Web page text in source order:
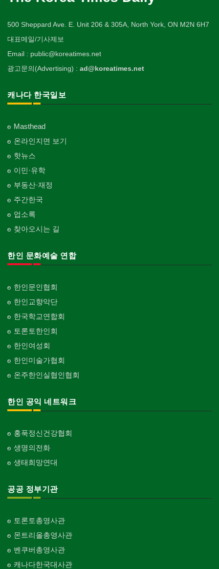
Surgeon
의사-치과
Dentist/Dental Surgeon
의사-가정의
의사-기타
Multi Specialty
의사-정신과
Blanket
웨딩서비스
Bridal Fashion/Wedding Service
자수
Private Lesson-Ballet/Dance
Private Lesson-Flower Arrangement
개인지도-기타
인쇄
장의사
직업소개 에이전트
Cleaning
카펫 청소
Carpet Cleaning
판촉물
gifts for events
프랜차이즈
Franchise
Piano Tuning/Sale
현금인출기
ATM
Art Gallery/Framing
행사/이벤트
Event
인벤토리
인터넷/소프트웨어 개발
전기공사/수리
Electric Work
정원공사/조경
Roofing
Curtain/Carpet
Wall Paper/Paint
가라지/그라지/차고
Garage Door
건축 엔지니어
Engineering
Architectural Designer
자동차-견인
Towing
자동차-청소
Auto Cleaning
운동구/스포츠용품
취미/레저
Hobby/Leisure
태권도/무술
Taekwondo/Martial Arts
Spring Water/Water Purifier
Nursing Home
Sauna
Skin Care
화장품
Cosmetics
피트니스/헬스
Fitness
산후조리서비스
한국일보 본사 및 지국
한국정부기관
Korean Governmental Organization
한인회
Korean Cultural Association
Newspaper/TV/Radio
한국기업 현지법인/지사
Korean Enterprises In Canada
동창회-대학교
Alumni University
동창회-중·고등학교
Alumni Middle·High School
단체-협회
단체-스포츠
Organization-Sports
단체-음악/미술
Organization-Music/Art
Organization-Buddhist
Organization-Christianity
교회-장로교회
Church-Presbyterian
Church-United
Church-7th Day Adventist
교회-씨 앤 엠에이
Church-C & MA
Church-Full Gospel
Church-Evangelical
Church-Mission
ETC
아파트
500 Sheppard Ave. E. Unit 206 & 305A, North York, ON M2N 6H7
대표메일/기사제보
Email : public@koreatimes.net
광고문의(Advertising) : ad@koreatimes.net
캐나다 한국일보
Masthead
온라인지면 보기
핫뉴스
이민·유학
부동산·재정
주간한국
업소록
찾아오시는 길
한인 문화예술 연합
한인문인협회
한인교향악단
한국학교연합회
토론토한인회
한인여성회
한인미술가협회
온주한인실협인협회
한인 공익 네트워크
홍푹정신건강협회
생명의전화
생태희망연대
공공 정부기관
토론토총영사관
몬트리올총영사관
벤쿠버총영사관
캐나다한국대사관